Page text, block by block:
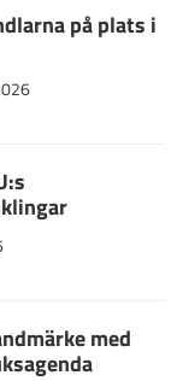
på plats i
med